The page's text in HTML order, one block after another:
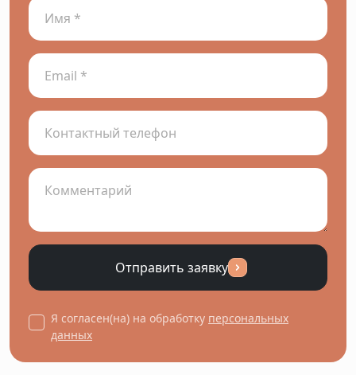
Отправить заявку
Я согласен(на) на обработку персональных
данных